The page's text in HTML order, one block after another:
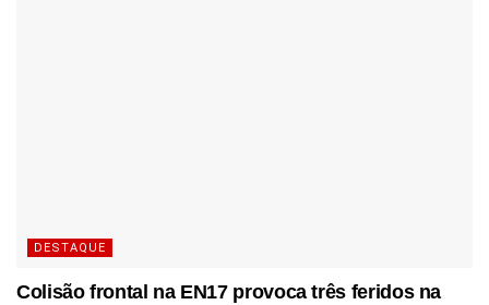
DESTAQUE
Colisão frontal na EN17 provoca três feridos na